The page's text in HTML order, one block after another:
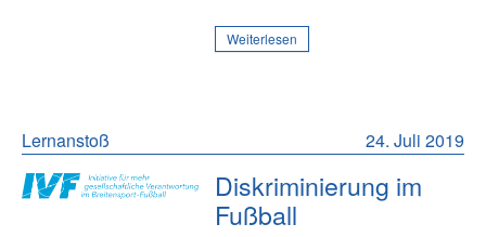
Weiterlesen
24. Juli 2019
Lernanstoß
Diskriminierung im
Fußball